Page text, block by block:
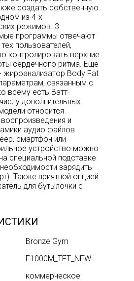
создать собственную
из 4-х
режимов. 3
программы отвечают
пользователей,
контролировать верхние
сердечного ритма. Еще
жироанализатор Body Fat
связанным с
всему есть Ватт-
дополнительных
относится
и
аудио файлов
смартфон или
устройство можно
специальной подставке
зарядить
Также приятной опцией
для бутылочки с
Bronze Gym
E1000M_TFT_NEW
коммерческое